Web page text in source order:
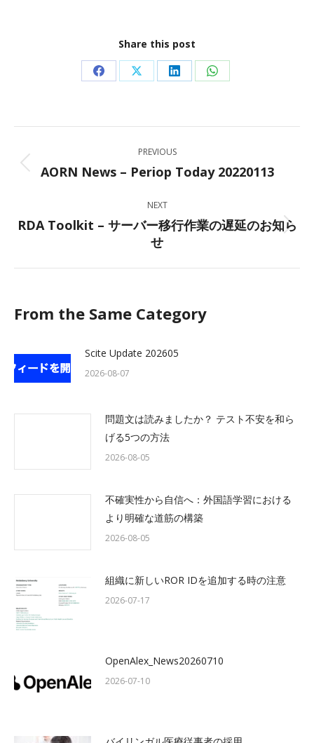
Share this post
Share
Facebook
Share
X
Share
LinkedIn
Share
WhatsApp
navigation
PREVIOUS
Previous
AORN News – Periop Today 20220113
NEXT
Next
post:
RDA Toolkit – サーバー移行作業の遅延のお知ら
せ
From the Same Category
Scite Update 202605
2026-08-07
問題文は読みましたか？ テスト不安を和ら
げる5つの方法
2026-08-05
不確実性から自信へ：外国語学習における
より明確な道筋の構築
2026-08-05
組織に新しいROR IDを追加する時の注意
2026-07-17
OpenAlex_News20260710
2026-07-10